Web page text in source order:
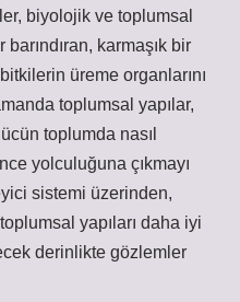
biyolojik ve toplumsal
karmaşık bir
üreme organlarını
toplumsal yapılar,
toplumda nasıl
yolculuğuna çıkmayı
sistemi üzerinden,
yapıları daha iyi
derinlikte gözlemler